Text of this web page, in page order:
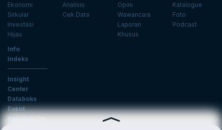
Ekonomi
Sirkular
Investasi
Hijau
Analisis
Cek Data
Opini
Wawancara
Laporan
Khusus
Katalogue
Foto
Podcast
Info
Indeks
Insight
Center
Databoks
Event
KatadataOto